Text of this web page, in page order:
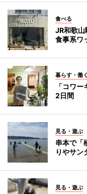
食べる
JR和歌
食事系ワ
暮らす・働く
「コワ
2日間
見る・遊ぶ
串本で「
りやサン
見る・遊ぶ